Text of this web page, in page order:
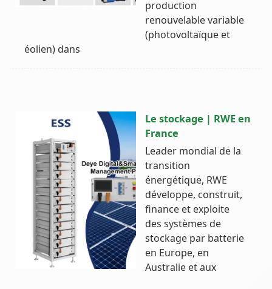
production
renouvelable variable
(photovoltaïque et
éolien) dans
Le stockage | RWE en
France
Leader mondial de la
transition
énergétique, RWE
développe, construit,
finance et exploite
des systèmes de
stockage par batterie
en Europe, en
Australie et aux